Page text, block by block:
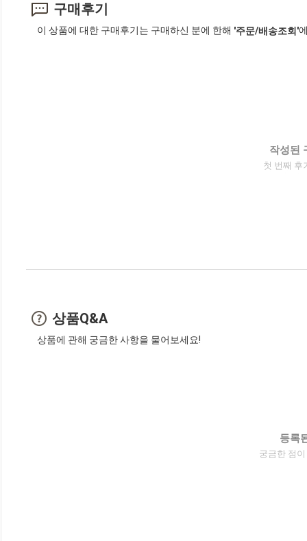
구매후기
이 상품에 대한 구매후기는 구매하신 분에 한해 '주문/배송조회'
작성된
첫 번째 후
상품Q&A
상품에 관해 궁금한 사항을 물어보세요!
등록
궁금한 점